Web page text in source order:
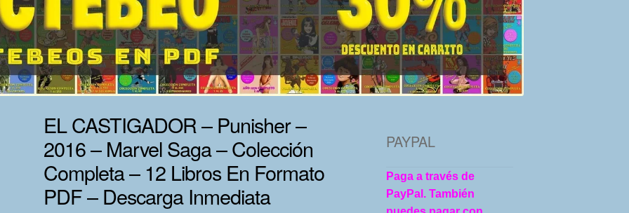
EL CASTIGADOR – Punisher –
2016 – Marvel Saga – Colección
Completa – 12 Libros En Formato
PDF – Descarga Inmediata
PAYPAL
Paga a través de
PayPal. También